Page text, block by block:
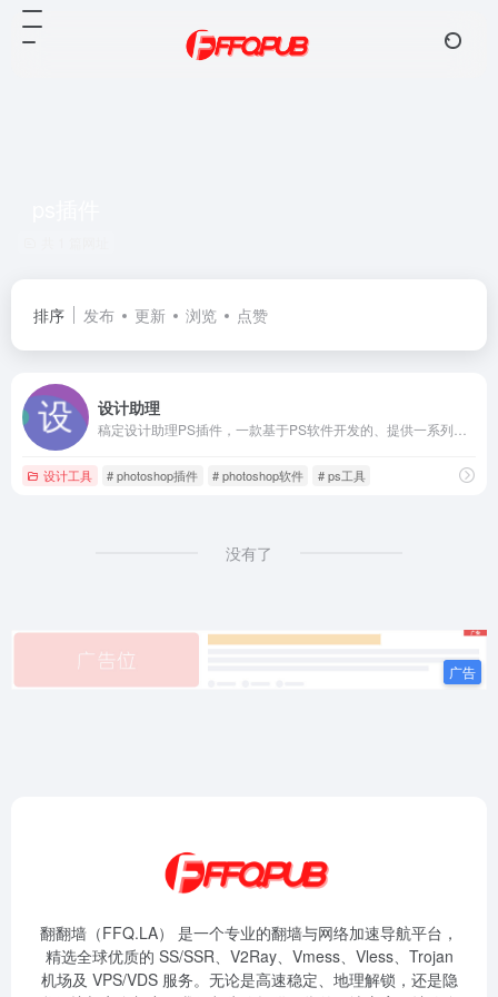
排序 发布 更新 浏览 点赞
设计助理
设计工具 # photoshop插件 # photoshop软件 # ps工具
没有了
翻翻墙（FFQ.LA） 是一个专业的翻墙与网络加速导航平台，
精选全球优质的 SS/SSR、V2Ray、Vmess、Vless、Trojan
机场及 VPS/VDS 服务。无论是高速稳定、地理解锁，还是隐